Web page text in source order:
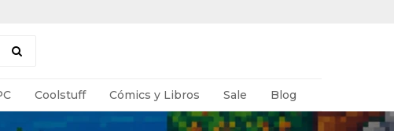
Coolstuff Cómics y Libros Sale Blog